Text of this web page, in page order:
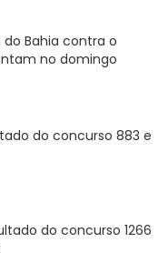
Bahia contra o
no domingo
do concurso 883 e
do concurso 1266